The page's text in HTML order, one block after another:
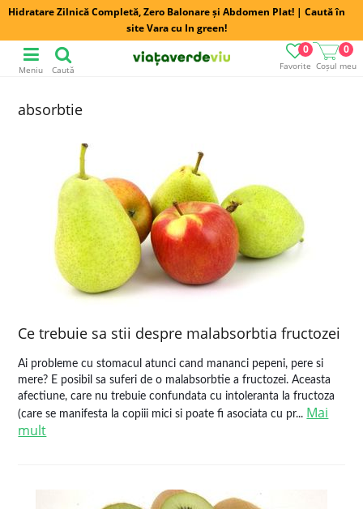
Hidratare Zilnică Completă, Zero Balonare și Abdomen Plat! | Caută în
site Vara cu In green!
Favorite
0
Coșul meu
0
Meniu Caută
absorbtie
Ce trebuie sa stii despre malabsorbtia fructozei
Ai probleme cu stomacul atunci cand mananci pepeni, pere si
mere? E posibil sa suferi de o malabsorbtie a fructozei. Aceasta
afectiune, care nu trebuie confundata cu intoleranta la fructoza
(care se manifesta la copiii mici si poate fi asociata cu pr... Mai
mult